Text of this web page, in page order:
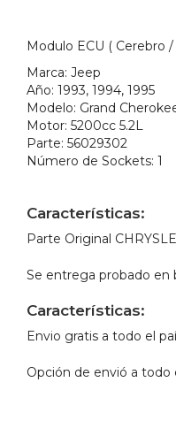
Modulo ECU ( Cerebro
Marca: Jeep
Año: 1993, 1994, 1995
Modelo: Grand
Motor: 5200cc 5.2L
Parte: 56029302
Número de Sockets: 1
Características:
Parte Original
Se entrega probado en
Características:
Envio gratis a todo el
Opción de envió a todo